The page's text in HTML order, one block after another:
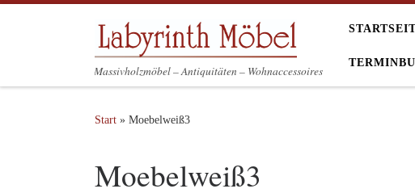
Zum Inhalt springen
Massivholzmöbel – Antiquitäten – Wohnaccessoires
Start » Moebelweiß3
Moebelweiß3